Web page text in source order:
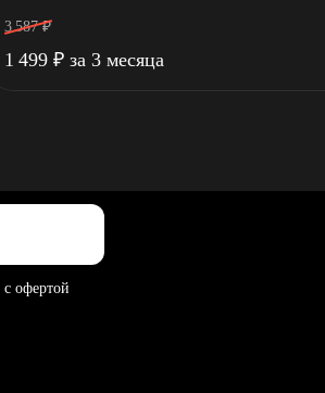
3 587 ₽
1 499 ₽ за 3 месяца
с офертой